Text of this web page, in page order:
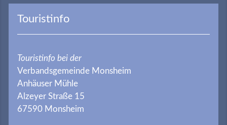
Touristinfo
Touristinfo bei der
Verbandsgemeinde Monsheim
Anhäuser Mühle
Alzeyer Straße 15
67590 Monsheim